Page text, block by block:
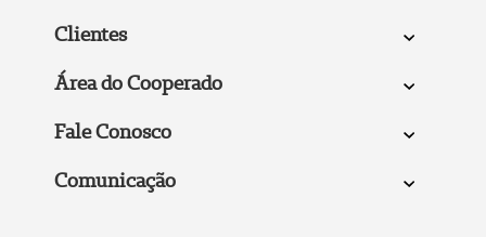
Clientes
Área do Cooperado
Fale Conosco
Comunicação